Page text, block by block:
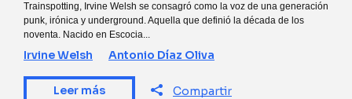
Trainspotting, Irvine Welsh se consagró como la voz de una generación
punk, irónica y underground. Aquella que definió la década de los
noventa. Nacido en Escocia...
Irvine Welsh Antonio Díaz Oliva
Leer más Compartir